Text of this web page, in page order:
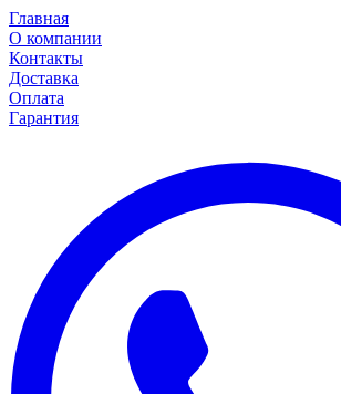
Главная
О компании
Контакты
Доставка
Оплата
Гарантия